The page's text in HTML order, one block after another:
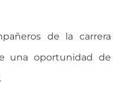
de la carrera
una oportunidad de